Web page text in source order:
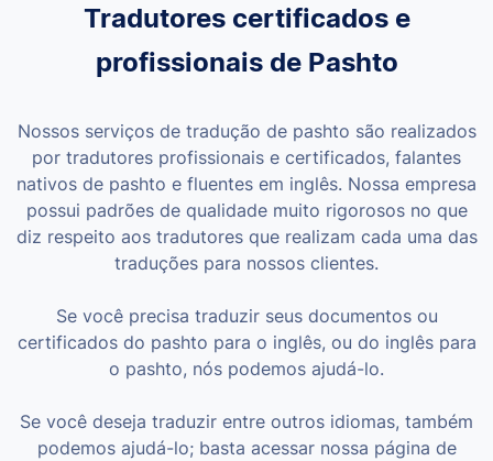
Tradutores certificados e
profissionais de Pashto
Nossos serviços de tradução de pashto são realizados
por tradutores profissionais e certificados, falantes
nativos de pashto e fluentes em inglês. Nossa empresa
possui padrões de qualidade muito rigorosos no que
diz respeito aos tradutores que realizam cada uma das
traduções para nossos clientes.
Se você precisa traduzir seus documentos ou
certificados do pashto para o inglês, ou do inglês para
o pashto, nós podemos ajudá-lo.
Se você deseja traduzir entre outros idiomas, também
podemos ajudá-lo; basta acessar nossa página de